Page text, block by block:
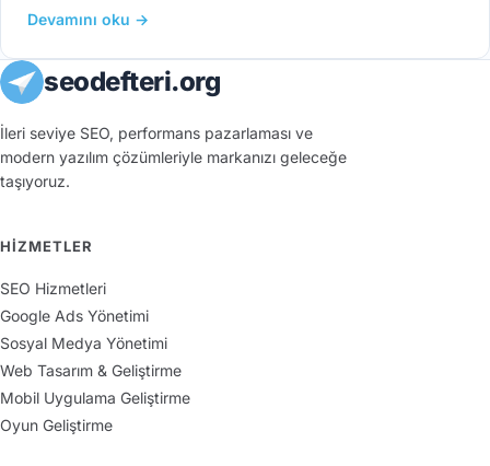
Devamını oku →
seodefteri.org
İleri seviye SEO, performans pazarlaması ve
modern yazılım çözümleriyle markanızı geleceğe
taşıyoruz.
HIZMETLER
SEO Hizmetleri
Google Ads Yönetimi
Sosyal Medya Yönetimi
Web Tasarım & Geliştirme
Mobil Uygulama Geliştirme
Oyun Geliştirme